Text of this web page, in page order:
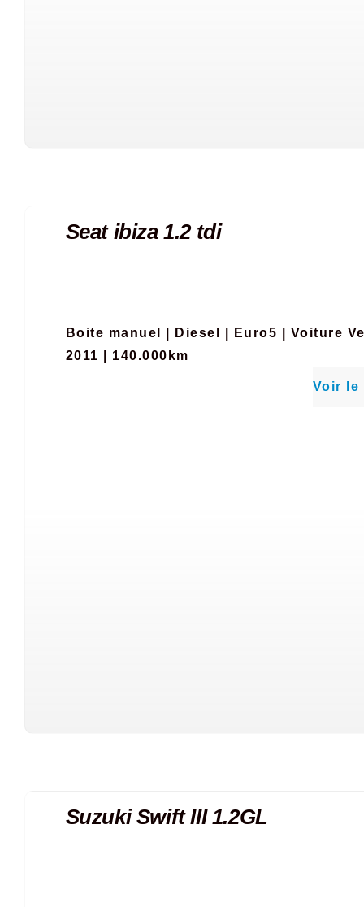
Seat ibiza 1.2 tdi
Boite manuel Diesel Euro5
Voiture
2011 | 140.000km
Voir le
Suzuki Swift III 1.2GL